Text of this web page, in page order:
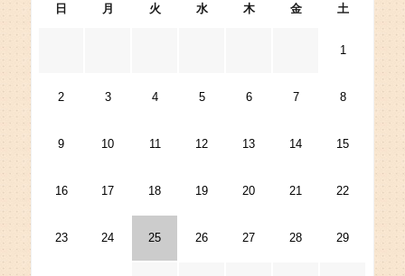
日 月 火 水 木 金 土
1
2 3 4 5 6 7 8
9 10 11 12 13 14 15
16 17 18 19 20 21 22
23 24 25 26 27 28 29